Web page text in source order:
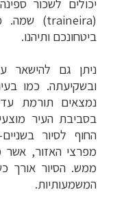
יכולים לשכור
(
traineira) שמה.
ביטחונכם ותיהנו.
ניתן גם להישאר
ובשקיעתה. כמו
נמצאים תורמת עד
בסביבת העיר
החוף לסיור
מפרצי האזור, אשר
ממש. הסיור אורך
המשמעותיות.